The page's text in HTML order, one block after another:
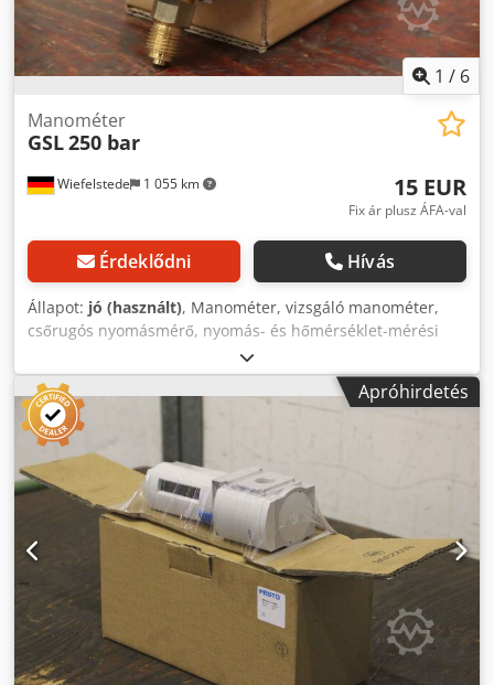
1 / 6
Wiefelstede 1 055 km
Manométer
GSL250 bar
15 EUR
Fix ár plusz ÁFA-val
Érdeklődni Hívás
Állapot: jó (használt), Manométer, vizsgáló manométer,
csőrugós nyomásmérő, nyomás- és hőmérséklet-mérési
technológia -Gyártó: GSL, glicerin töltésű manométer. -
Típus: 0–250 bar -Csavarozás: lásd képek -Darabszám: 103
db manométer elérhető -Ár: darabonként / 2 db-tól 12 €/db
/ 10 db-tól 10 €/db -Doboz mérete: 90/70/M40 mm -Súly:
0,2 kg/db Dkedpfxev Rnipj Amrjr
Apróhirdetés